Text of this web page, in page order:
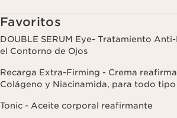
Favoritos
DOUBLE SERUM Eye- Tratamiento
el Contorno de Ojos
Recarga Extra-Firming - Crema
Colágeno y Niacinamida, para todo
Tonic - Aceite corporal reafirmante